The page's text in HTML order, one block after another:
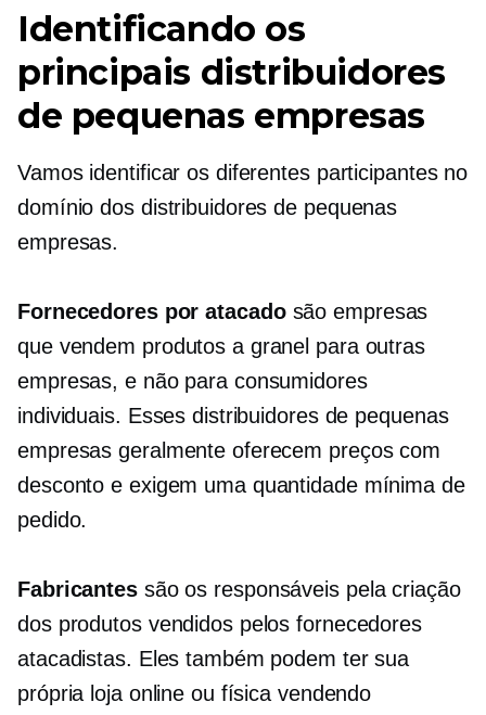
Identificando os
principais distribuidores
de pequenas empresas
Vamos identificar os diferentes participantes no
domínio dos distribuidores de pequenas
empresas.
Fornecedores por atacadosão empresas
que vendem produtos a granel para outras
empresas, e não para consumidores
individuais. Esses distribuidores de pequenas
empresas geralmente oferecem preços com
desconto e exigem uma quantidade mínima de
pedido.
Fabricantessão os responsáveis ​​pela criação
dos produtos vendidos pelos fornecedores
atacadistas. Eles também podem ter sua
própria loja online ou física vendendo